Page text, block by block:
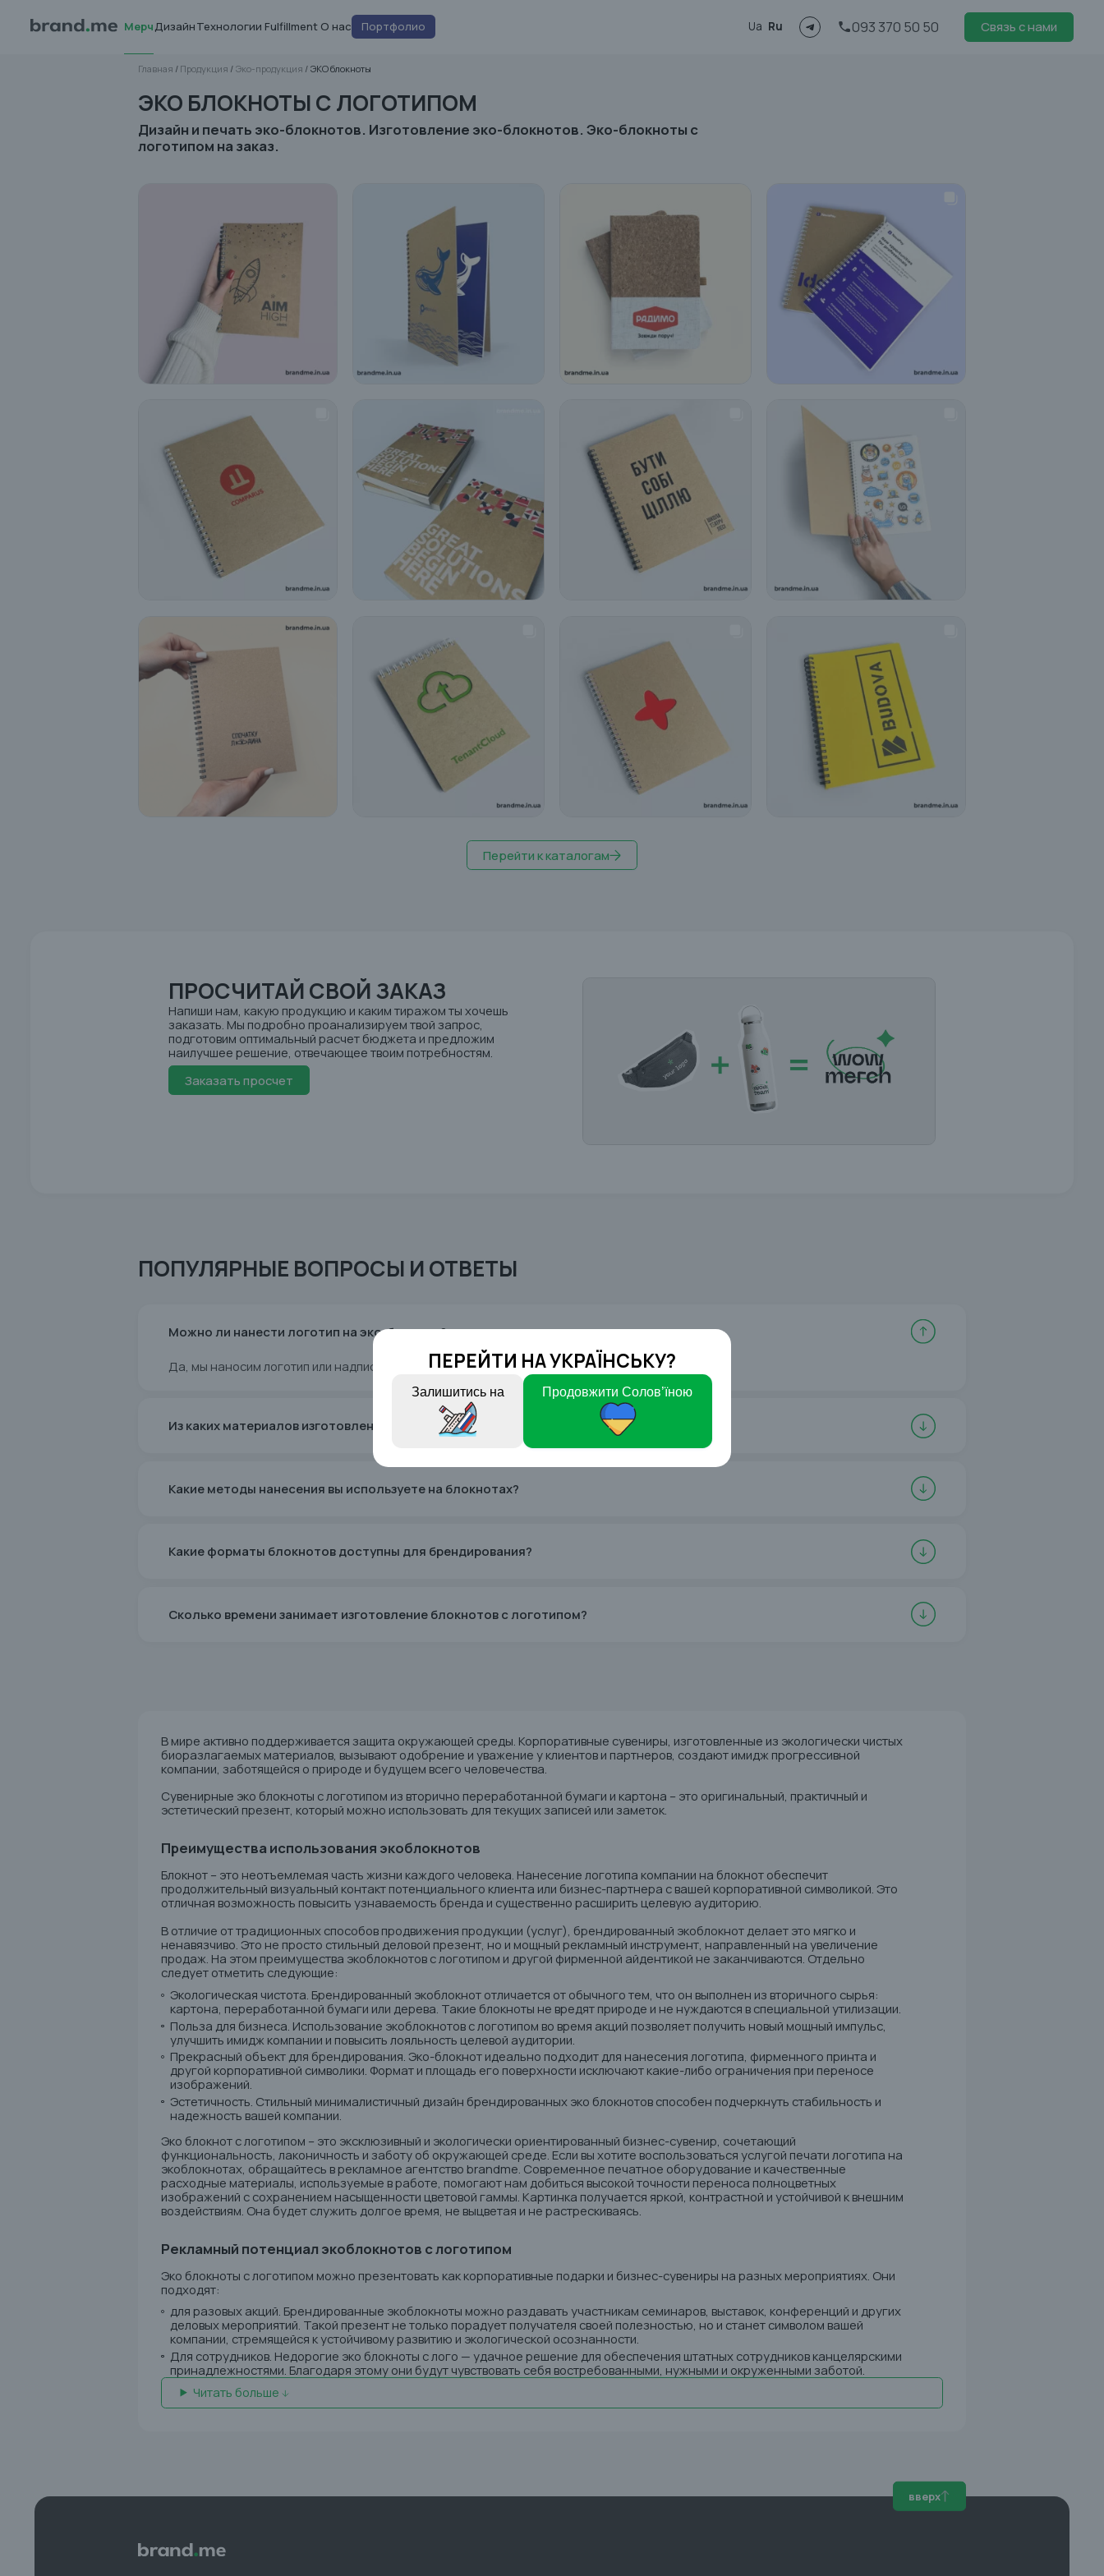
МерчДизайнТехнологии Fulfillment О нас Портфолио Ua Ru 093 370 50 50 Связь с нами
Главная / Продукция / Эко-продукция / ЭКО блокноты
ЭКО БЛОКНОТЫ С ЛОГОТИПОМ
Дизайн и печать эко-блокнотов. Изготовление эко-блокнотов. Эко-блокноты с
логотипом на заказ.
Перейти к каталогам
ПРОСЧИТАЙ СВОЙ ЗАКАЗ
Напиши нам, какую продукцию и каким тиражом ты хочешь
заказать. Мы подробно проанализируем твой запрос,
подготовим оптимальный расчет бюджета и предложим
наилучшее решение, отвечающее твоим потребностям.
Заказать просчет
ПОПУЛЯРНЫЕ ВОПРОСЫ И ОТВЕТЫ
Можно ли нанести логотип на эко-блокнот?
Да, мы наносим логотип или надпись на эко-блокноты из нашего ассортимента.
Из каких материалов изготовлены эко-блокноты?
Какие методы нанесения вы используете на блокнотах?
Какие форматы блокнотов доступны для брендирования?
Сколько времени занимает изготовление блокнотов с логотипом?
В мире активно поддерживается защита окружающей среды. Корпоративные сувениры, изготовленные из экологически чистых
биоразлагаемых материалов, вызывают одобрение и уважение у клиентов и партнеров, создают имидж прогрессивной
компании, заботящейся о природе и будущем всего человечества.
Сувенирные эко блокноты с логотипом из вторично переработанной бумаги и картона – это оригинальный, практичный и
эстетический презент, который можно использовать для текущих записей или заметок.
Преимущества использования экоблокнотов
Блокнот – это неотъемлемая часть жизни каждого человека. Нанесение логотипа компании на блокнот обеспечит
продолжительный визуальный контакт потенциального клиента или бизнес-партнера с вашей корпоративной символикой. Это
отличная возможность повысить узнаваемость бренда и существенно расширить целевую аудиторию.
В отличие от традиционных способов продвижения продукции (услуг), брендированный экоблокнот делает это мягко и
ненавязчиво. Это не просто стильный деловой презент, но и мощный рекламный инструмент, направленный на увеличение
продаж. На этом преимущества экоблокнотов с логотипом и другой фирменной айдентикой не заканчиваются. Отдельно
следует отметить следующие:
Экологическая чистота. Брендированный экоблокнот отличается от обычного тем, что он выполнен из вторичного сырья:
картона, переработанной бумаги или дерева. Такие блокноты не вредят природе и не нуждаются в специальной утилизации.
Польза для бизнеса. Использование экоблокнотов с логотипом во время акций позволяет получить новый мощный импульс,
улучшить имидж компании и повысить лояльность целевой аудитории.
Прекрасный объект для брендирования. Эко-блокнот идеально подходит для нанесения логотипа, фирменного принта и
другой корпоративной символики. Формат и площадь его поверхности исключают какие-либо ограничения при переносе
изображений.
Эстетичность. Стильный минималистичный дизайн брендированных эко блокнотов способен подчеркнуть стабильность и
надежность вашей компании.
Эко блокнот с логотипом – это эксклюзивный и экологически ориентированный бизнес-сувенир, сочетающий
функциональность, лаконичность и заботу об окружающей среде. Если вы хотите воспользоваться услугой печати логотипа на
экоблокнотах, обращайтесь в рекламное агентство brandme. Современное печатное оборудование и качественные
расходные материалы, используемые в работе, помогают нам добиться высокой точности переноса полноцветных
изображений с сохранением насыщенности цветовой гаммы. Картинка получается яркой, контрастной и устойчивой к внешним
воздействиям. Она будет служить долгое время, не выцветая и не растрескиваясь.
Рекламный потенциал экоблокнотов с логотипом
Эко блокноты с логотипом можно презентовать как корпоративные подарки и бизнес-сувениры на разных мероприятиях. Они
подходят:
для разовых акций. Брендированные экоблокноты можно раздавать участникам семинаров, выставок, конференций и других
деловых мероприятий. Такой презент не только порадует получателя своей полезностью, но и станет символом вашей
компании, стремящейся к устойчивому развитию и экологической осознанности.
Для сотрудников. Недорогие эко блокноты с лого — удачное решение для обеспечения штатных сотрудников канцелярскими
принадлежностями. Благодаря этому они будут чувствовать себя востребованными, нужными и окруженными заботой.
Читать больше
вверх
ПЕРЕЙТИ НА УКРАЇНСЬКУ?
Залишитись на Продовжити Cолов’їною